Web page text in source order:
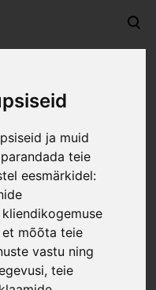
ja muid
teie
eesmärkidel:
et mõõta teie
vastu ning
,teie
- hall